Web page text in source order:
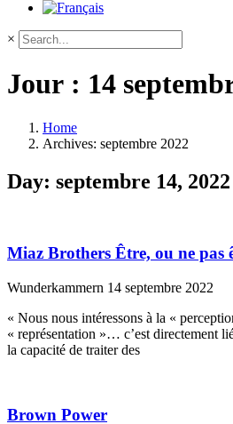
×
Jour : 14
Home
Archives: septembre 2022
Day: septembre 14, 2022
Miaz Brothers Être, ou ne pas
Wunderkammern 14 septembre 2022
« Nous nous intéressons à la «
« représentation »… c’est directement
la capacité de traiter des
Brown Power